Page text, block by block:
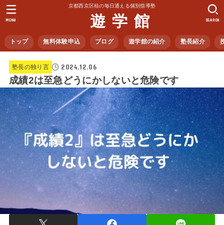
京都西京区桂の毎日通える個別指導塾
遊 学 館
トップ 無料体験申込 ブログ 遊学館の紹介 塾長紹介
SEARCH
MENU
塾長の独り言 2024.12.06
成績2は至急どうにかしないと危険です